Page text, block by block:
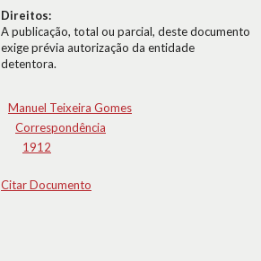
Direitos:
A publicação, total ou parcial, deste documento
exige prévia autorização da entidade
detentora.
Manuel Teixeira Gomes
Correspondência
1912
Citar Documento